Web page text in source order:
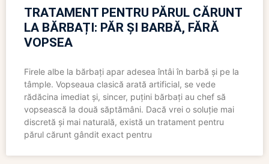
TRATAMENT PENTRU PĂRUL CĂRUNT
LA BĂRBAȚI: PĂR ȘI BARBĂ, FĂRĂ
VOPSEA
Firele albe la bărbați apar adesea întâi în barbă și pe la
tâmple. Vopseaua clasică arată artificial, se vede
rădăcina imediat și, sincer, puțini bărbați au chef să
vopsească la două săptămâni. Dacă vrei o soluție mai
discretă și mai naturală, există un tratament pentru
părul cărunt gândit exact pentru